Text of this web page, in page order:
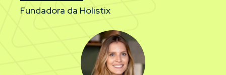
Fundadora da Holistix